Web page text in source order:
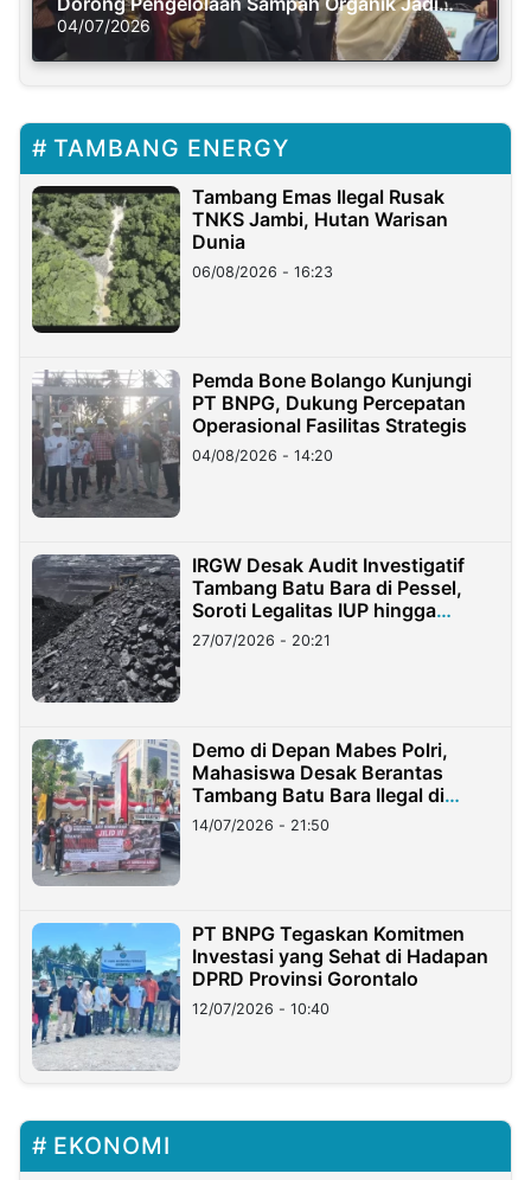
Solusi Krisis Iklim
04/07/2026
TAMBANG ENERGY
Tambang Emas Ilegal Rusak
TNKS Jambi, Hutan Warisan
Dunia
06/08/2026 - 16:23
Pemda Bone Bolango Kunjungi
PT BNPG, Dukung Percepatan
Operasional Fasilitas Strategis
04/08/2026 - 14:20
IRGW Desak Audit Investigatif
Tambang Batu Bara di Pessel,
Soroti Legalitas IUP hingga
Stockpile
27/07/2026 - 20:21
Demo di Depan Mabes Polri,
Mahasiswa Desak Berantas
Tambang Batu Bara Ilegal di
Lampung
14/07/2026 - 21:50
PT BNPG Tegaskan Komitmen
Investasi yang Sehat di Hadapan
DPRD Provinsi Gorontalo
12/07/2026 - 10:40
EKONOMI